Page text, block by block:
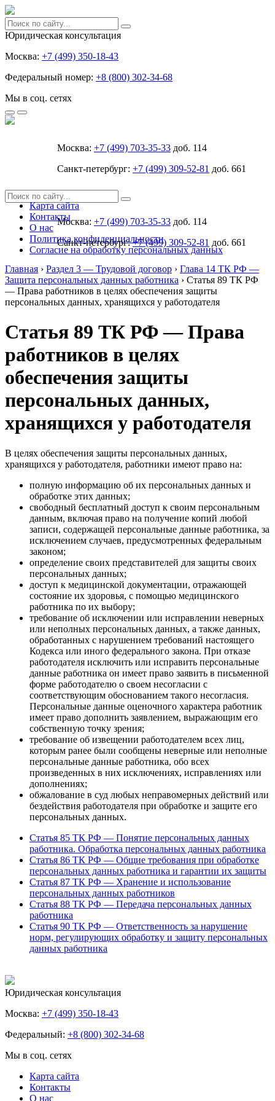
Юридическая консультация
Москва: +7 (499) 350-18-43
Федеральный номер: +8 (800) 302-34-68
Мы в соц. сетях
Москва: +7 (499) 703-35-33 доб. 114
Санкт-петербург: +7 (499) 309-52-81 доб. 661
Карта сайта
Контакты
О нас
Политика конфиденциальности
Согласие на обработку персональных данных
Москва: +7 (499) 703-35-33 доб. 114
Санкт-петербург: +7 (499) 309-52-81 доб. 661
Главная › Раздел 3 — Трудовой договор › Глава 14 ТК РФ —
Защита персональных данных работника › Статья 89 ТК РФ
— Права работников в целях обеспечения защиты
персональных данных, хранящихся у работодателя
Статья 89 ТК РФ — Права
работников в целях
обеспечения защиты
персональных данных,
хранящихся у работодателя
В целях обеспечения защиты персональных данных,
хранящихся у работодателя, работники имеют право на:
полную информацию об их персональных данных и
обработке этих данных;
свободный бесплатный доступ к своим персональным
данным, включая право на получение копий любой
записи, содержащей персональные данные работника, за
исключением случаев, предусмотренных федеральным
законом;
определение своих представителей для защиты своих
персональных данных;
доступ к медицинской документации, отражающей
состояние их здоровья, с помощью медицинского
работника по их выбору;
требование об исключении или исправлении неверных
или неполных персональных данных, а также данных,
обработанных с нарушением требований настоящего
Кодекса или иного федерального закона. При отказе
работодателя исключить или исправить персональные
данные работника он имеет право заявить в письменной
форме работодателю о своем несогласии с
соответствующим обоснованием такого несогласия.
Персональные данные оценочного характера работник
имеет право дополнить заявлением, выражающим его
собственную точку зрения;
требование об извещении работодателем всех лиц,
которым ранее были сообщены неверные или неполные
персональные данные работника, обо всех
произведенных в них исключениях, исправлениях или
дополнениях;
обжалование в суд любых неправомерных действий или
бездействия работодателя при обработке и защите его
персональных данных.
Статья 85 ТК РФ — Понятие персональных данных
работника. Обработка персональных данных работника
Статья 86 ТК РФ — Общие требования при обработке
персональных данных работника и гарантии их защиты
Статья 87 ТК РФ — Хранение и использование
персональных данных работников
Статья 88 ТК РФ — Передача персональных данных
работника
Статья 90 ТК РФ — Ответственность за нарушение
норм, регулирующих обработку и защиту персональных
данных работника
Юридическая консультация
Москва: +7 (499) 350-18-43
Федеральный: +8 (800) 302-34-68
Мы в соц. сетях
Карта сайта
Контакты
О нас